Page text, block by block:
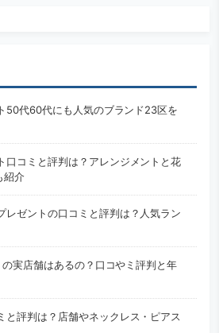
50代60代にも人気のブランド23区を
口コミと評判は？アレンジメントと花
紹介
レゼントの口コミと評判は？人気ラン
実店舗はあるの？口コやミ評判と年
と評判は？店舗やネックレス・ピアス